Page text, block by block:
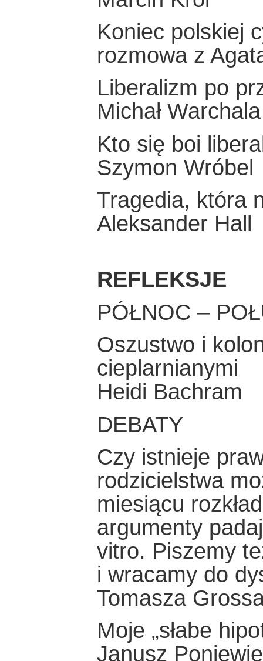
Koniec polskiej
rozmowa z
Liberalizm po
Michał Warchala
Kto się boi
Szymon Wróbel
Tragedia, która
Aleksander Hall
REFLEKSJE
PÓŁNOC –
Oszustwo i
cieplarnianymi
Heidi Bachram
DEBATY
Czy istnieje
rodzicielstwa
miesiącu
argumenty
vitro. Piszemy
i wracamy do
Tomasza
Moje „słabe
Janusz